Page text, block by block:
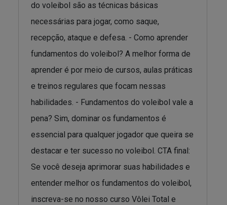
do voleibol são as técnicas básicas
necessárias para jogar, como saque,
recepção, ataque e defesa. - Como aprender
fundamentos do voleibol? A melhor forma de
aprender é por meio de cursos, aulas práticas
e treinos regulares que focam nessas
habilidades. - Fundamentos do voleibol vale a
pena? Sim, dominar os fundamentos é
essencial para qualquer jogador que queira se
destacar e ter sucesso no voleibol. CTA final:
Se você deseja aprimorar suas habilidades e
entender melhor os fundamentos do voleibol,
inscreva-se no nosso curso Vôlei Total e